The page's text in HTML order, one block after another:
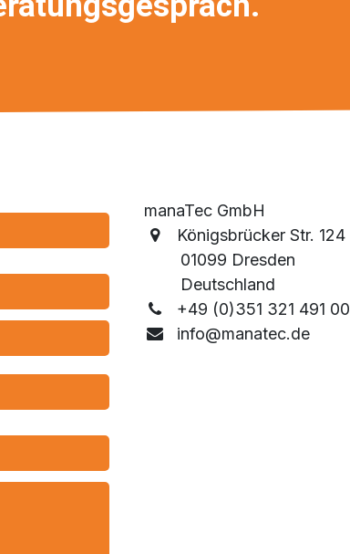
manaTec GmbH
Königsbrücker Str. 124
01099 Dresden
Deutschland
+49 (0)351 321 491 00
info@manatec.de